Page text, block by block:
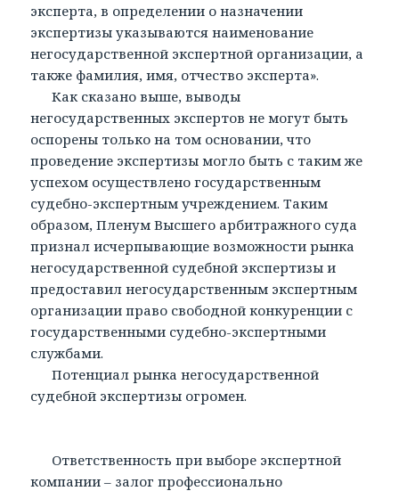
эксперта, в определении о назначении
экспертизы указываются наименование
негосударственной экспертной организации, а
также фамилия, имя, отчество эксперта».
Как сказано выше, выводы
негосударственных экспертов не могут быть
оспорены только на том основании, что
проведение экспертизы могло быть с таким же
успехом осуществлено государственным
судебно-экспертным учреждением. Таким
образом, Пленум Высшего арбитражного суда
признал исчерпывающие возможности рынка
негосударственной судебной экспертизы и
предоставил негосударственным экспертным
организации право свободной конкуренции с
государственными судебно-экспертными
службами.
Потенциал рынка негосударственной
судебной экспертизы огромен.
Ответственность при выборе экспертной
компании – залог профессионально